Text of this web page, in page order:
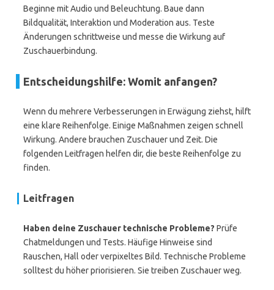
Beginne mit Audio und Beleuchtung. Baue dann
Bildqualität, Interaktion und Moderation aus. Teste
Änderungen schrittweise und messe die Wirkung auf
Zuschauerbindung.
Entscheidungshilfe: Womit anfangen?
Wenn du mehrere Verbesserungen in Erwägung ziehst, hilft
eine klare Reihenfolge. Einige Maßnahmen zeigen schnell
Wirkung. Andere brauchen Zuschauer und Zeit. Die
folgenden Leitfragen helfen dir, die beste Reihenfolge zu
finden.
Leitfragen
Haben deine Zuschauer technische Probleme? Prüfe
Chatmeldungen und Tests. Häufige Hinweise sind
Rauschen, Hall oder verpixeltes Bild. Technische Probleme
solltest du höher priorisieren. Sie treiben Zuschauer weg.